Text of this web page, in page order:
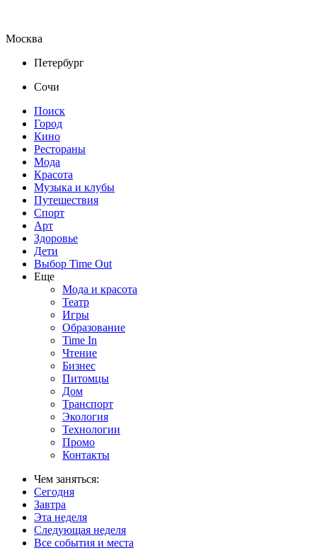
Москва
Петербург
Сочи
Поиск
Город
Кино
Рестораны
Мода
Красота
Музыка и клубы
Путешествия
Спорт
Арт
Здоровье
Дети
Выбор Time Out
Еще
Мода и красота
Театр
Игры
Образование
Time In
Чтение
Бизнес
Питомцы
Дом
Транспорт
Экология
Технологии
Промо
Контакты
Чем заняться:
Сегодня
Завтра
Эта неделя
Следующая неделя
Все события и места